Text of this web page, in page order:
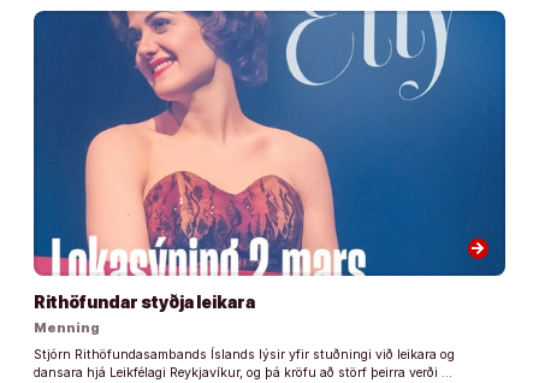
arrow_forward
Rithöfundar styðja leikara
Menning
Stjórn Rithöfundasambands Íslands lýsir yfir stuðningi við leikara og
dansara hjá Leikfélagi Reykjavíkur, og þá kröfu að störf þeirra verði …